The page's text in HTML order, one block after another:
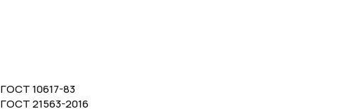
ГОСТ 10617-83
ГОСТ 21563-2016